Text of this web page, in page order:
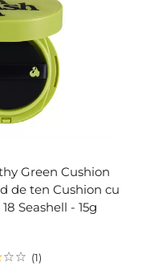
Green Cushion
de ten Cushion cu
Seashell - 15g
1